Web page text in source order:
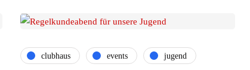
clubhaus events jugend